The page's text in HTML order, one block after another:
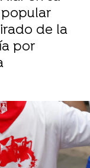
popular
de la
por
Foto: EFE
TikTok
en